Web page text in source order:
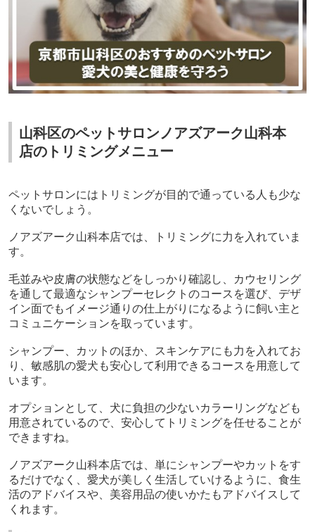
山科区のペットサロンノアズアーク山科本
店のトリミングメニュー
ペットサロンにはトリミングが目的で通っている人も少な
くないでしょう。
ノアズアーク山科本店では、トリミングに力を入れていま
す。
毛並みや皮膚の状態などをしっかり確認し、カウセリング
を通して最適なシャンプーセレクトのコースを選び、デザ
イン面でもイメージ通りの仕上がりになるように飼い主と
コミュニケーションを取っています。
シャンプー、カットのほか、スキンケアにも力を入れてお
り、敏感肌の愛犬も安心して利用できるコースを用意して
います。
オプションとして、犬に負担の少ないカラーリングなども
用意されているので、安心してトリミングを任せることが
できますね。
ノアズアーク山科本店では、単にシャンプーやカットをす
るだけでなく、愛犬が美しく生活していけるように、食生
活のアドバイスや、美容用品の使いかたもアドバイスして
くれます。